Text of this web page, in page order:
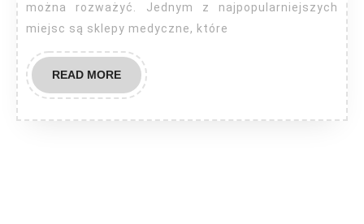
można rozważyć. Jednym z najpopularniejszych
miejsc są sklepy medyczne, które
READ MOREREAD
MORE